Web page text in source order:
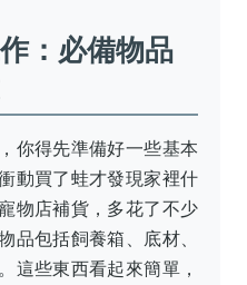
：必備物品
你得先準備好一些基本
動買了蛙才發現家裡什
物店補貨，多花了不少
品包括飼養箱、底材、
這些東西看起來簡單，